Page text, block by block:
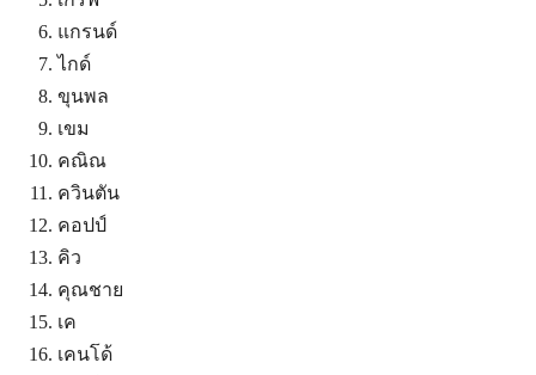
แกรนด์
ไกด์
ขุนพล
เขม
คณิณ
ควินตัน
คอปป์
คิว
คุณชาย
เค
เคนโด้